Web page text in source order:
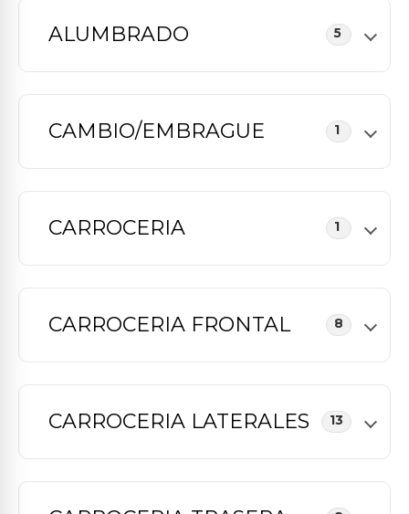
ALUMBRADO 5
CAMBIO/EMBRAGUE 1
CARROCERIA 1
CARROCERIA FRONTAL 8
CARROCERIA LATERALES 13